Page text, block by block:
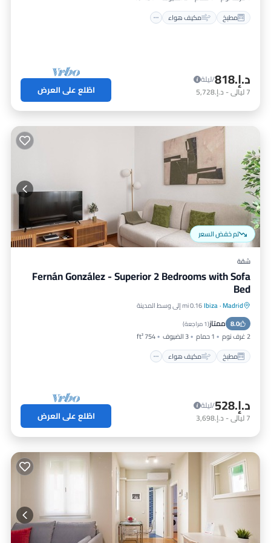
مطبخ
مكيف هواء
د.إ.‏818
/ليلة
7ليالي- د.إ.‏5,728 اطّلع على العرض
تم خفض السعر
شقة
Fernán González - Superior 2 Bedrooms with Sofa
Bed
Madrid
·
Ibiza0.16 mi إلى وسط المدينة
8.0 ممتاز(1 مراجعة )
2 غرف نوم 1 حمام 3 الضيوف
754 ft²
مطبخ
مكيف هواء
مطبخ مكيف هواء
مناسب للحيوانات الأليفة
د.إ.‏528
/ليلة
7ليالي- د.إ.‏3,698 اطّلع على العرض